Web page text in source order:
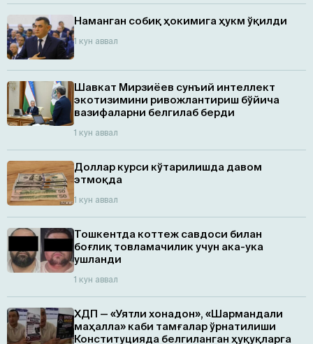
Наманган собиқ ҳокимига ҳукм ўқилди
1 кун аввал
Шавкат Мирзиёев сунъий интеллект
экотизимини ривожлантириш бўйича
вазифаларни белгилаб берди
1 кун аввал
Доллар курси кўтарилишда давом
этмоқда
1 кун аввал
Тошкентда коттеж савдоси билан
боғлиқ товламачилик учун ака-ука
ушланди
1 кун аввал
ХДП — «Уятли хонадон», «Шармандали
маҳалла» каби тамғалар ўрнатилиши
Конституцияда белгиланган ҳуқуқларга